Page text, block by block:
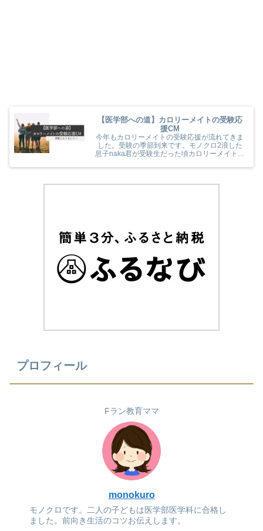
【医学部への道】カロリーメイトの受験応
援CM
今年もカロリーメイトの受験応援が流れてきま
した。受験の季節到来です。モノクロ2浪した
息子naka君が受験生だった頃カロリーメイトの
(^^) 今年のカロリーメイトの受験応援CMも音
プロフィール
Fラン教育ママ
monokuro
モノクロです。二人の子どもは医学部医学科に合格し
ました。前向き生活のコツお伝えします。